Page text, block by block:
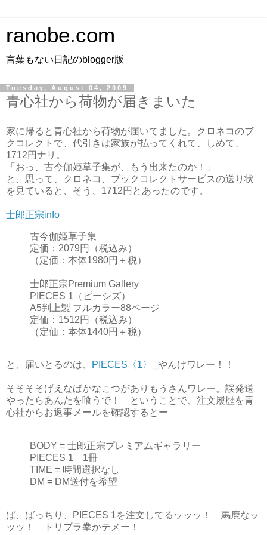
ranobe.com
言葉もない日記のblogger版
Tuesday, August 04, 2009
青心社から荷物が届きまいた
家に帰ると青心社から荷物が届いてました。クロネコのブ
クコレクトで、代引きは家族が払ってくれて、しめて、
1712円ナリ。
「おっ、古今伽姫草子集が、もう出来たのか！」
と、思って、クロネコ、ブックコレクトサービスの送り状
を見ていると、そう、1712円とあったのです。
士郎正宗info
古今伽姫草子集
定価：2079円（税込み）
（定価：本体1980円＋税）
士郎正宗Premium Gallery
PIECES 1（ピーシズ）
A5判上製 フルカラー88ページ
定価：1512円（税込み）
（定価：本体1440円＋税）
と、届いとるのは、 PIECES〈1〉 やんけワレー！！
そそそそげえなばかなこつがありもうさんワレー。誤発送
やったらあんたを喰うで！ ということで、注文履歴を青
心社からお返事メールを確認するとー
BODY = 士郎正宗プレミアムギャラリー
PIECES 1 1冊
TIME = 時間選択なし
DM = DM送付を希望
ば、ばっちり、PIECES 1を注文してるッッッ！ 馬鹿なッ
ッッ！ トリプラ拳かテメー！